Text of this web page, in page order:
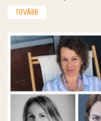
TOVÁBB